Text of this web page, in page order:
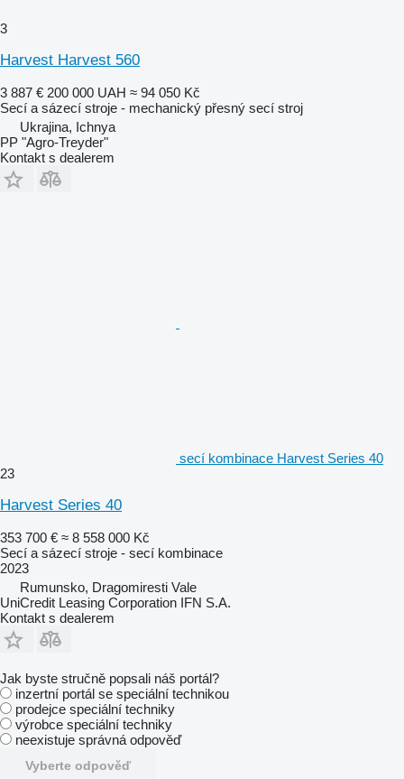
3
Harvest Harvest 560
3 887 € 200 000 UAH ≈ 94 050 Kč
Secí a sázecí stroje - mechanický přesný secí stroj
Ukrajina, Ichnya
PP "Agro-Treyder"
Kontakt s dealerem
secí kombinace Harvest Series 40
23
Harvest Series 40
353 700 € ≈ 8 558 000 Kč
Secí a sázecí stroje - secí kombinace
2023
Rumunsko, Dragomiresti Vale
UniCredit Leasing Corporation IFN S.A.
Kontakt s dealerem
Jak byste stručně popsali náš portál?
inzertní portál se speciální technikou
prodejce speciální techniky
výrobce speciální techniky
neexistuje správná odpověď
Vyberte odpověď